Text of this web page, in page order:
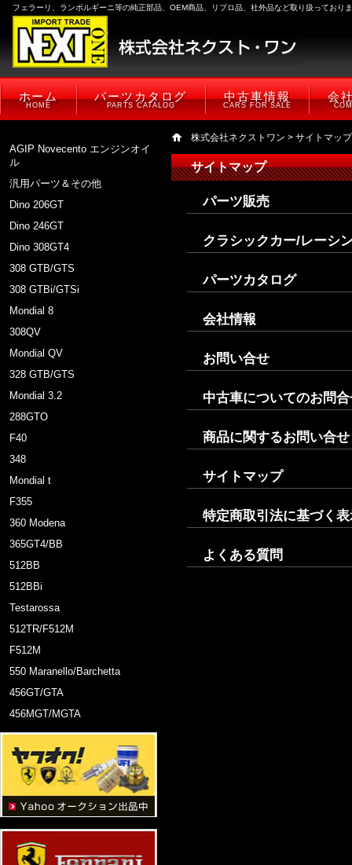
フェラーリ、ランボルギーニ等の純正部品、OEM商品、リプロ品、社外品など取り扱っており
ホーム
HOME
パーツカタログ
PARTS CATALOG
中古車情報
CARS FOR SALE
会
AGIP Novecento エンジンオイ
ル
汎用パーツ＆その他
Dino 206GT
Dino 246GT
Dino 308GT4
308 GTB/GTS
308 GTBi/GTSi
Mondial 8
308QV
Mondial QV
328 GTB/GTS
Mondial 3.2
288GTO
F40
348
Mondial t
F355
360 Modena
365GT4/BB
512BB
512BBi
Testarossa
512TR/F512M
F512M
550 Maranello/Barchetta
456GT/GTA
456MGT/MGTA
株式会社ネクストワン > サイトマップ
サイトマップ
パーツ販売
クラシックカー/レーシ
パーツカタログ
会社情報
お問い合せ
中古車についてのお問
商品に関するお問い合せ
サイトマップ
特定商取引法に基づく
よくある質問